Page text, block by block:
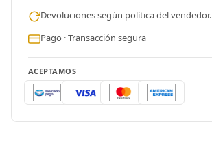
Devoluciones según política del vendedor.
Pago · Transacción segura
ACEPTAMOS